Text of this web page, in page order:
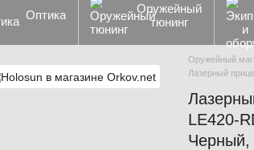
Оптика
Оружейный
тюнинг
Оружейный
Лазерный
LE420-
Черный,